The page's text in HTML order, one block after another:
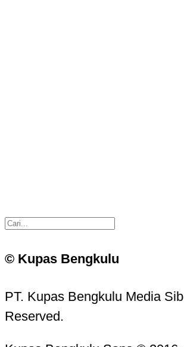
© Kupas Bengkulu
PT. Kupas Bengkulu Media
Reserved.